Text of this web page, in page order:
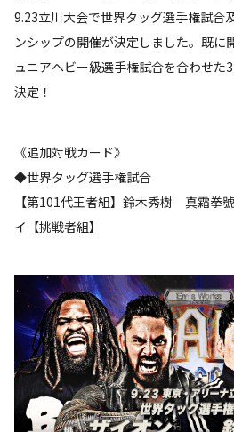
9.23立川大会で世界タッグ選手権試合
ンシップの開催が決定しました。既に
ュニアヘビー級選手権試合を合わせた
決定！
《追加対戦カード》
◆世界タッグ選手権試合
【第101代王者組】鈴木秀樹 真霜
イ【挑戦者組】